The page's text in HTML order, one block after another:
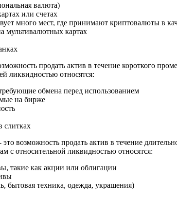
валюта)
или счетах
много мест, где принимают криптовалюты в
мультивалютных картах
продать актив в течение короткого
ликвидностью относятся:
обмена перед использованием
на бирже
слитках
возможность продать актив в течение
с относительной ликвидностью относятся:
такие как акции или облигации
бытовая техника, одежда, украшения)